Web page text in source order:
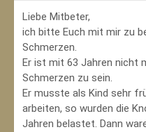
Liebe Mitbeter,
ich bitte Euch mit mir zu
Schmerzen.
Er ist mit 63 Jahren nicht
Schmerzen zu sein.
Er musste als Kind sehr
arbeiten, so wurden die
Jahren belastet. Dann